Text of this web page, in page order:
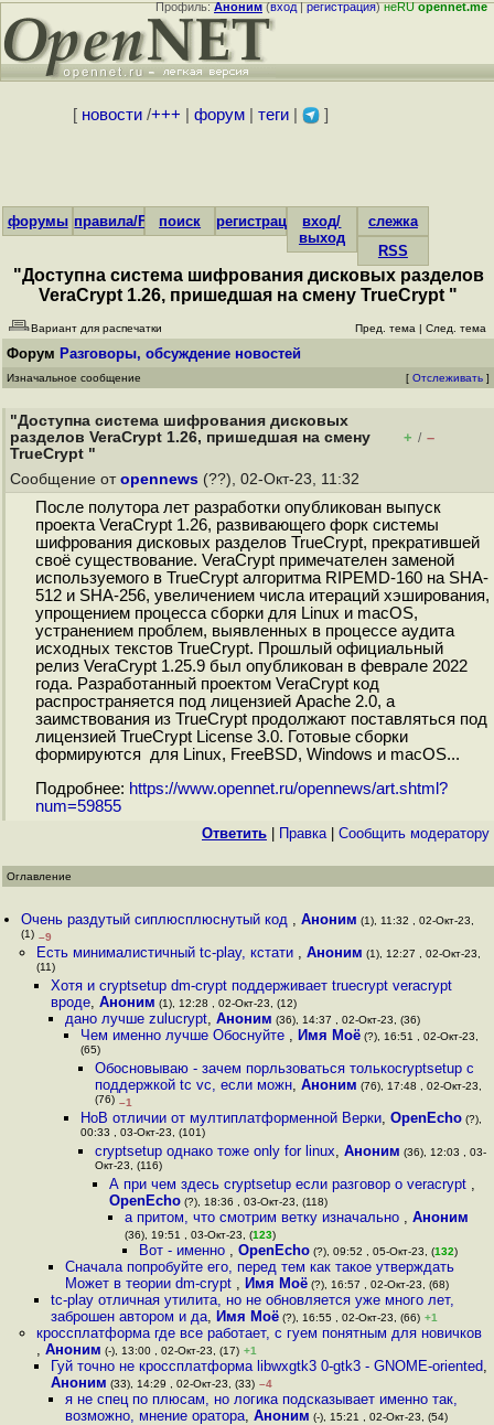
Профиль:Аноним(вход|регистрация)неRUopennet.me
[ новости/+++ форум| теги| ]
форумы правила/FAQпоиск регистрациявход/
выход
слежка
RSS
"Доступна система шифрования дисковых разделов
VeraCrypt 1.26, пришедшая на смену TrueCrypt "
Вариант для распечатки Пред. тема | След. тема
Форум Разговоры, обсуждение новостей
Изначальное сообщение [ Отслеживать ]
"Доступна система шифрования дисковых
разделов VeraCrypt 1.26, пришедшая на смену
TrueCrypt "
+ / –
Сообщение от opennews (??), 02-Окт-23, 11:32
После полутора лет разработки опубликован выпуск
проекта VeraCrypt 1.26, развивающего форк системы
шифрования дисковых разделов TrueCrypt, прекратившей
своё существование. VeraCrypt примечателен заменой
используемого в TrueCrypt алгоритма RIPEMD-160 на SHA-
512 и SHA-256, увеличением числа итераций хэширования,
упрощением процесса сборки для Linux и macOS,
устранением проблем, выявленных в процессе аудита
исходных текстов TrueCrypt. Прошлый официальный
релиз VeraCrypt 1.25.9 был опубликован в феврале 2022
года. Разработанный проектом VeraCrypt код
распространяется под лицензией Apache 2.0, а
заимствования из TrueCrypt продолжают поставляться под
лицензией TrueCrypt License 3.0. Готовые сборки
формируются для Linux, FreeBSD, Windows и macOS...
Подробнее: https://www.opennet.ru/opennews/art.shtml?
num=59855
Ответить Правка| Cообщить модератору
Оглавление
Очень раздутый сиплюсплюснутый код ,Аноним (1), 11:32 , 02-Окт-23,
(1) –9
Есть минималистичный tc-play, кстати , Аноним (1), 12:27 , 02-Окт-23,
(11)
Хотя и cryptsetup dm-crypt поддерживает truecrypt veracrypt
вроде, Аноним (1), 12:28 , 02-Окт-23, (12)
дано лучше zulucrypt,Аноним (36), 14:37 , 02-Окт-23, (36)
Чем именно лучше Обоснуйте , Имя Моё(?), 16:51 , 02-Окт-23,
(65)
Обосновываю - зачем порльзоваться толькоcryptsetup с
поддержкой tc vc, если можн, Аноним (76), 17:48 , 02-Окт-23,
(76) –1
НоВ отличии от мултиплатформенной Верки, OpenEcho(?),
00:33 , 03-Окт-23, (101)
cryptsetup однако тоже only for linux, Аноним (36), 12:03 , 03-
Окт-23, (116)
А при чем здесь cryptsetup если разговор о veracrypt ,
OpenEcho (?), 18:36 , 03-Окт-23, (118)
а притом, что смотрим ветку изначально , Аноним
(36), 19:51 , 03-Окт-23, (123)
Вот - именно , OpenEcho(?), 09:52 , 05-Окт-23, (132)
Сначала попробуйте его, перед тем как такое утверждать
Может в теории dm-crypt , Имя Моё (?), 16:57 , 02-Окт-23, (68)
tc-play отличная утилита, но не обновляется уже много лет,
заброшен автором и да, Имя Моё(?), 16:55 , 02-Окт-23, (66) +1
кроссплатформа где все работает, с гуем понятным для новичков
, Аноним (-), 13:00 , 02-Окт-23, (17) +1
Гуй точно не кроссплатформа libwxgtk3 0-gtk3 - GNOME-oriented,
Аноним (33), 14:29 , 02-Окт-23, (33) –4
я не спец по плюсам, но логика подсказывает именно так,
возможно, мнение оратора,Аноним (-), 15:21 , 02-Окт-23, (54)